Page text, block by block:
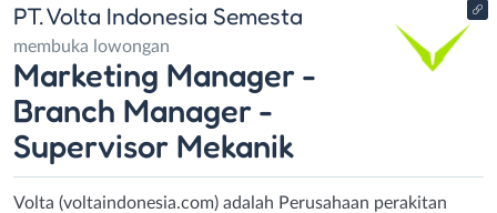
PT. Volta Indonesia Semesta
membuka lowongan
Marketing Manager -
Branch Manager -
Supervisor Mekanik
Volta (voltaindonesia.com) adalah Perusahaan perakitan